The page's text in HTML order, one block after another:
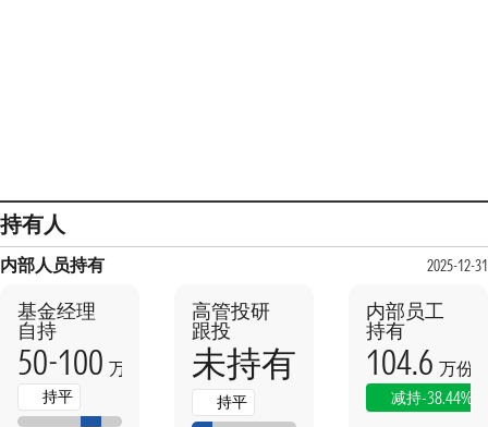
持有人
内部人员持有 2025-12-31
基金经理
自持
50-100 万份
持平
高管投研
跟投
未持有
持平
内部员工
持有
104.6 万份
减持-38.44%